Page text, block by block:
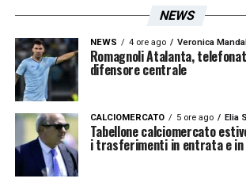
LA PLAYLIST DELLE NOSTRE
NEWS
NEWS 4 ore ago Veronica
Romagnoli Atalanta,
difensore centrale
CALCIOMERCATO 5 ore ago Elia
Tabellone calciomercato
i trasferimenti in entrata e